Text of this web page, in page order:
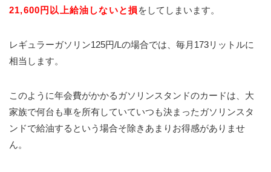
21,600円以上給油しないと損をしてしまいます。
レギュラーガソリン125円/Lの場合では、毎月173リットルに
相当します。
このように年会費がかかるガソリンスタンドのカードは、大
家族で何台も車を所有していていつも決まったガソリンスタ
ンドで給油するという場合そ除きあまりお得感がありませ
ん。